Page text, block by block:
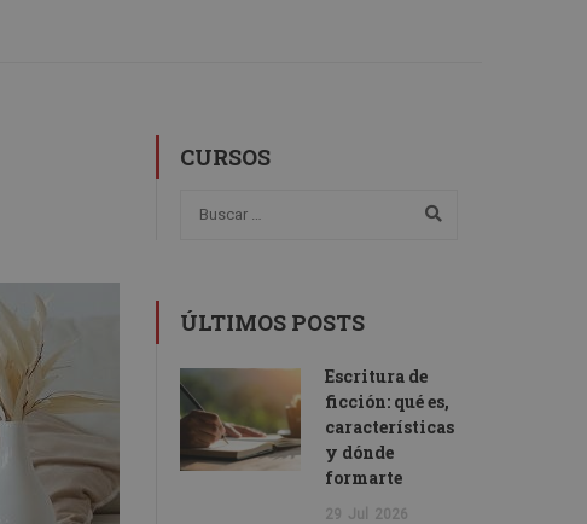
CURSOS
ÚLTIMOS POSTS
Escritura de
ficción: qué es,
características
y dónde
formarte
29 Jul 2026